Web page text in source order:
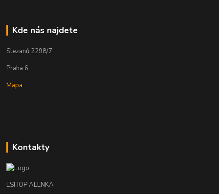
Kde nás najdete
Slezanů 2298/7
Praha 6
Mapa
Kontakty
ESHOP ALENKA